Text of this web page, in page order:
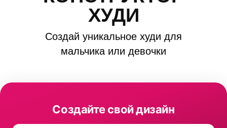
ХУДИ
Создай уникальное худи для
мальчика или девочки
Создайте свой дизайн